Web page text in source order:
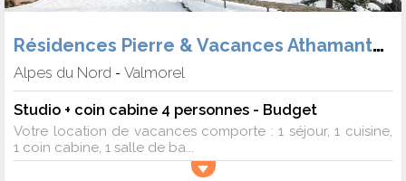
Résidences Pierre & Vacances Athamante et Valériane
Alpes du Nord - Valmorel
Studio + coin cabine 4 personnes - Budget
Votre location de vacances comporte : 1 séjour, 1 cuisine,
1 coin cabine, 1 salle de ba...